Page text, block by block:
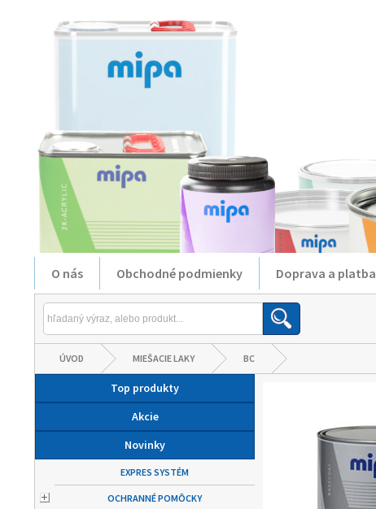
O nás Obchodné podmienky Doprava a platba
ÚVOD MIEŠACIE LAKY BC
Top produkty
Akcie
Novinky
EXPRES SYSTÉM
OCHRANNÉ POMÔCKY